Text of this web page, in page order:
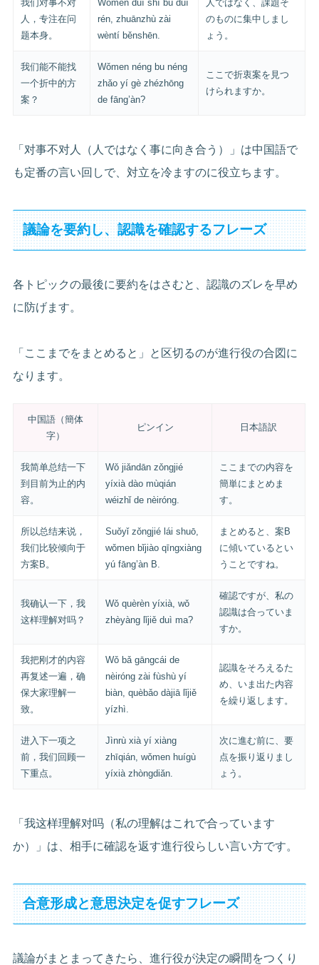
我们对事不对
人，专注在问
题本身。
Wǒmen duì shì bú duì
rén, zhuānzhù zài
wèntí běnshēn.
人ではなく、課題そ
のものに集中しまし
ょう。
我们能不能找
一个折中的方
案？
Wǒmen néng bu néng
zhǎo yí gè zhézhōng
de fāng’àn?
ここで折衷案を見つ
けられますか。
「对事不对人（人ではなく事に向き合う）」は中国語で
も定番の言い回しで、対立を冷ますのに役立ちます。
議論を要約し、認識を確認するフレーズ
各トピックの最後に要約をはさむと、認識のズレを早め
に防げます。
「ここまでをまとめると」と区切るのが進行役の合図に
なります。
中国語（簡体
字）
ピンイン 日本語訳
我简单总结一下
到目前为止的内
容。
Wǒ jiǎndān zǒngjié
yíxià dào mùqián
wéizhǐ de nèiróng.
ここまでの内容を
簡単にまとめま
す。
所以总结来说，
我们比较倾向于
方案B。
Suǒyǐ zǒngjié lái shuō,
wǒmen bǐjiào qīngxiàng
yú fāng’àn B.
まとめると、案B
に傾いているとい
うことですね。
我确认一下，我
这样理解对吗？
Wǒ quèrèn yíxià, wǒ
zhèyàng lǐjiě duì ma?
確認ですが、私の
認識は合っていま
すか。
我把刚才的内容
再复述一遍，确
保大家理解一
致。
Wǒ bǎ gāngcái de
nèiróng zài fùshù yí
biàn, quèbǎo dàjiā lǐjiě
yízhì.
認識をそろえるた
め、いま出た内容
を繰り返します。
进入下一项之
前，我们回顾一
下重点。
Jìnrù xià yí xiàng
zhīqián, wǒmen huígù
yíxià zhòngdiǎn.
次に進む前に、要
点を振り返りまし
ょう。
「我这样理解对吗（私の理解はこれで合っています
か）」は、相手に確認を返す進行役らしい言い方です。
合意形成と意思決定を促すフレーズ
議論がまとまってきたら、進行役が決定の瞬間をつくり